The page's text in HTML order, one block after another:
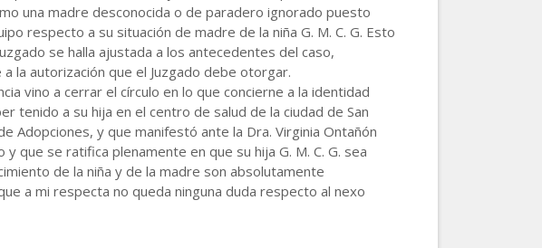
una madre desconocida o de paradero ignorado puesto
respecto a su situación de madre de la niña G. M. C. G. Esto
se halla ajustada a los antecedentes del caso,
la autorización que el Juzgado debe otorgar.
vino a cerrar el círculo en lo que concierne a la identidad
tenido a su hija en el centro de salud de la ciudad de San
Adopciones, y que manifestó ante la Dra. Virginia Ontañón
que se ratifica plenamente en que su hija G. M. C. G. sea
de la niña y de la madre son absolutamente
a mi respecta no queda ninguna duda respecto al nexo